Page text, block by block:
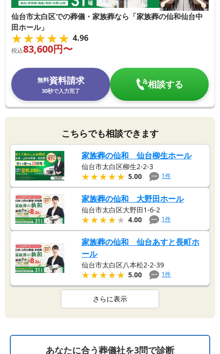
仙台市太白区での葬儀・家族葬なら「家族葬の仙和仙台中
田ホール」
★★★★★
★★★★★ 4.96
税込83,600円〜
無料資料請求
30秒で入力完了
相談する
こちらでも相談できます
家族葬の仙和 仙台柳生ホール
仙台市太白区柳生2-2-3
★★★★★
★★★★★ 5.00 1件
家族葬の仙和 大野田ホール
仙台市太白区大野田1-6-2
★★★★★
★★★★★ 4.00 1件
家族葬の仙和 仙台あすと長町ホ
ール
仙台市太白区八本松2-2-39
★★★★★
★★★★★ 5.00 1件
さらに表示
あなたに合う葬儀社を3問で診断